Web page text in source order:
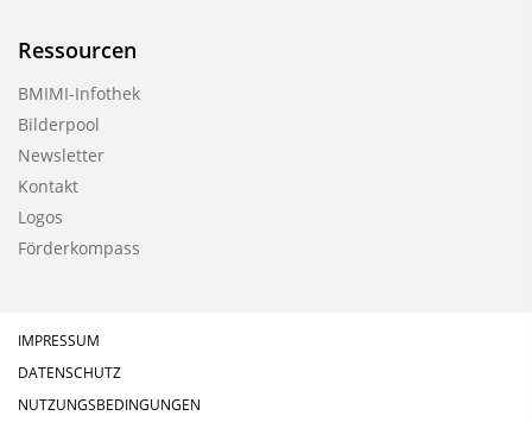
Ressourcen
BMIMI-Infothek
Bilderpool
Newsletter
Kontakt
Logos
Förderkompass
IMPRESSUM
DATENSCHUTZ
NUTZUNGSBEDINGUNGEN